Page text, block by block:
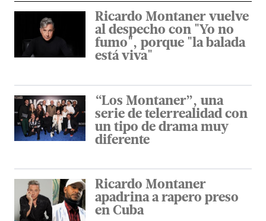
Ricardo Montaner vuelve
al despecho con "Yo no
fumo", porque "la balada
está viva"
“Los Montaner”, una
serie de telerrealidad con
un tipo de drama muy
diferente
Ricardo Montaner
apadrina a rapero preso
en Cuba